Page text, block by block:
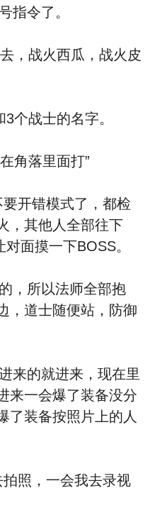
指令了。
，战火西瓜，战火皮
个战士的名字。
角落里面打”
开错模式了，都检
，其他人全部往下
面摸一下BOSS。
，所以法师全部抱
，道士随便站，防御
来的就进来，现在里
来一会爆了装备没分
了装备按照片上的人
照，一会我去录视